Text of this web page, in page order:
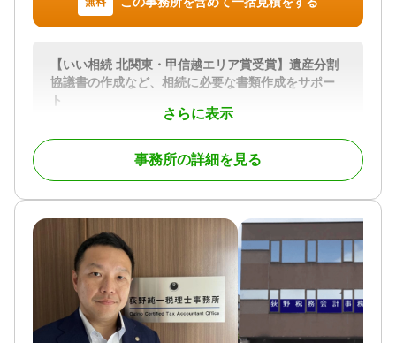
さらに表示
【いい相続 北関東・甲信越エリア賞受賞】遺産分割
協議書の作成など、相続に必要な書類作成をサポー
ト
遺言書作成のサポートや遺言書がなかった場合の 遺
産分割協議書の作成など相続に関する サポートを行
っております。
また、相続人の調査・確認、相続財産の調査、 相続
対応地域
群馬県全域と栃木県足利市
対応業務
遺言書 / 遺産分割 / 相続財産調査 / 相続手続き / 銀行
手続き / 戸籍収集 / 相続人調査
事務所の詳細を見る